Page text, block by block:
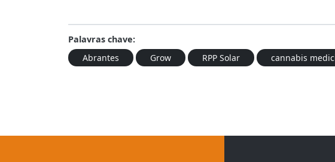
Palavras chave:
Abrantes
Grow RPP Solar cannabis